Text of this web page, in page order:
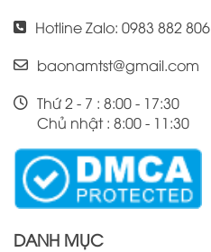
Hotline Zalo: 0983 882 806
baonamtst@gmail.com
Thứ 2 - 7 : 8:00 - 17:30
Chủ nhật : 8:00 - 11:30
DANH MỤC